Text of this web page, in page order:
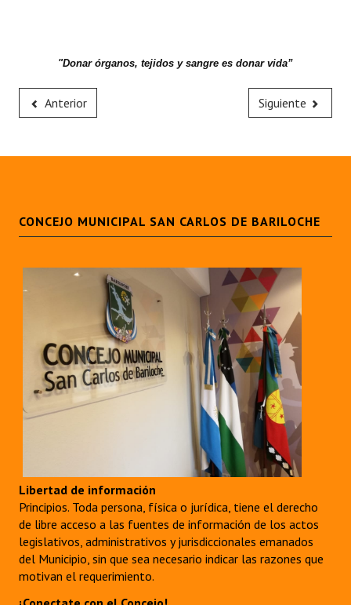
Audiencias Públicas - Registro
Banca del Vecino - Registro
Huéspedes de Honor - Registro
Antiguos Pobladores - Registro
Reconocimientos - Registro
Bariloche, Municipio intercultural
Entrega de distinciones
REFORMA DE LA CARTA ORGÁNICA
"Donar órganos, tejidos y sangre es donar vida”
Anterior Siguiente
CONCEJO MUNICIPAL SAN CARLOS DE BARILOCHE
Libertad de información
Principios. Toda persona, física o jurídica, tiene el derecho
de libre acceso a las fuentes de información de los actos
legislativos, administrativos y jurisdiccionales emanados
del Municipio, sin que sea necesario indicar las razones que
motivan el requerimiento.